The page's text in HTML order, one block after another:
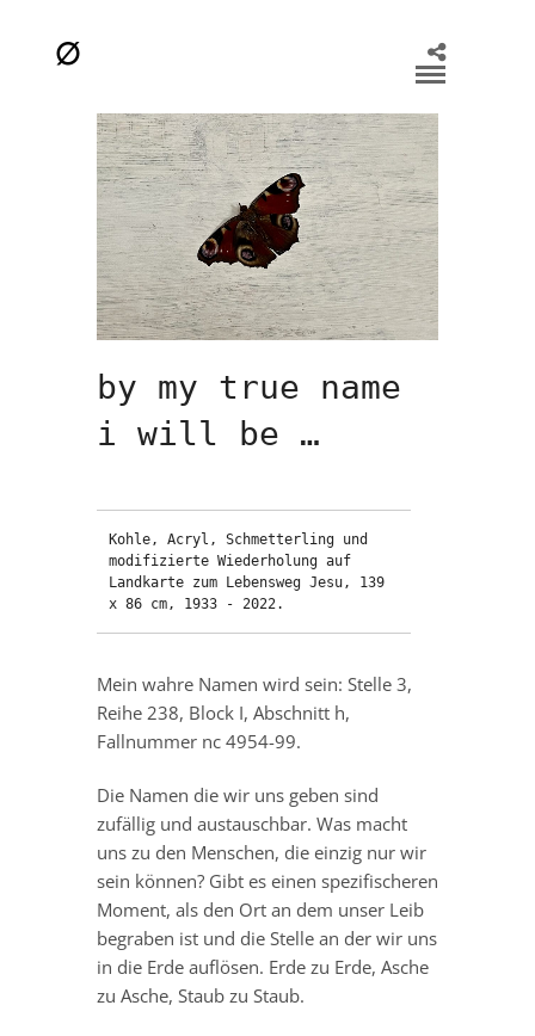
by my true name
i will be …
Kohle, Acryl, Schmetterling und
modifizierte Wiederholung auf
Landkarte zum Lebensweg Jesu, 139
x 86 cm, 1933 - 2022.
Mein wahre Namen wird sein: Stelle 3,
Reihe 238, Block I, Abschnitt h,
Fallnummer nc 4954-99.
Die Namen die wir uns geben sind
zufällig und austauschbar. Was macht
uns zu den Menschen, die einzig nur wir
sein können? Gibt es einen spezifischeren
Moment, als den Ort an dem unser Leib
begraben ist und die Stelle an der wir uns
in die Erde auflösen. Erde zu Erde, Asche
zu Asche, Staub zu Staub.